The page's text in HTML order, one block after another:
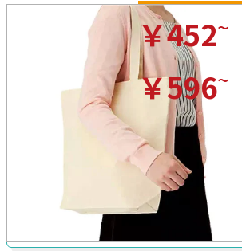
ナチュラル
￥452~
(税込)/
カラー
￥596~
(税込)/
※プリントを行わない場合の税込価格です。
※無地の場合、ロット割れ手数料がかかる
無農薬コットンを使用したMサイズトートバッグ
TR-1047｜約横360×縦370×奥行100mmの幅広
ズのトートバッグです。地球環境に優しいオー
用しており、ナチュラルな風合いもとっても素
インによる名入れプリントも可能なため、ノベ
幅広い用途におすすめです！